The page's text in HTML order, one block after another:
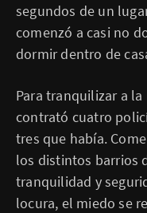
segundos de un
comenzó a casi no
dormir dentro de
Para tranquilizar a
contrató cuatro
tres que había.
los distintos barrios
tranquilidad y
locura, el miedo se